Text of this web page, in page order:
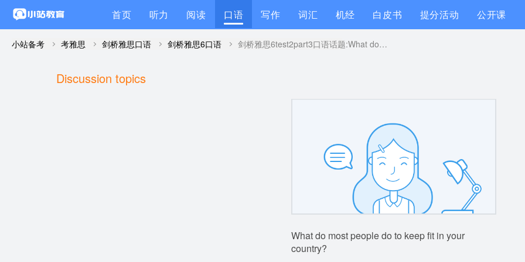
首页 听力 阅读 口语 写作 词汇 机经 白皮书 提分活动 公开课
小站备考 考雅思 剑桥雅思口语 剑桥雅思6口语 剑桥雅思6test2part3口语话题:What do most people do to keep fit in your country?
Discussion topics
What do most people do to keep fit in your
country?